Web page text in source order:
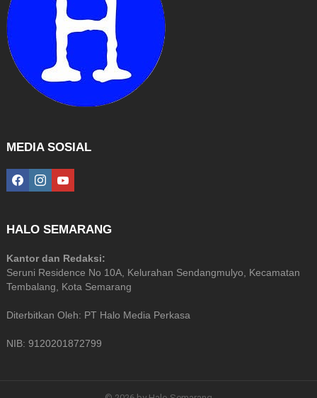
MEDIA SOSIAL
facebookinstagramyoutube
HALO SEMARANG
Kantor dan Redaksi:
Seruni Residence No 10A, Kelurahan Sendangmulyo, Kecamatan
Tembalang, Kota Semarang
Diterbitkan Oleh: PT Halo Media Perkasa
NIB: 9120201872799